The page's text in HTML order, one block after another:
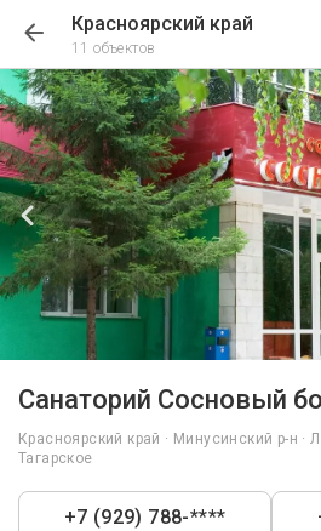
Красноярский край
11 объектов
Санаторий Сосновый
Красноярский край · Минусинский р-н ·
Тагарское
+7 (929) 788-****